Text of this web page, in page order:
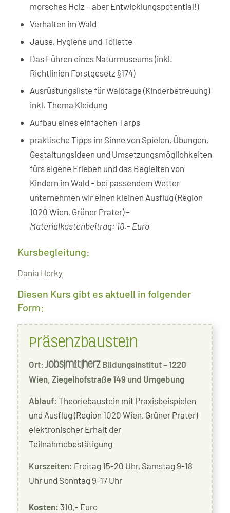
morsches Holz – aber Entwicklungspotential!)
Verhalten im Wald
Jause, Hygiene und Toilette
Das Führen eines Naturmuseums (inkl.
Richtlinien Forstgesetz §174)
Ausrüstungsliste für Waldtage (Kinderbetreuung)
inkl. Thema Kleidung
Aufbau eines einfachen Tarps
praktische Tipps im Sinne von Spielen, Übungen,
Gestaltungsideen und Umsetzungsmöglichkeiten
fürs eigene Erleben und das Begleiten von
Kindern im Wald – bei passendem Wetter
unternehmen wir einen kleinen Ausflug (Region
1020 Wien, Grüner Prater) –
Materialkostenbeitrag: 10.- Euro
Kursbegleitung:
Dania Horky
Diesen Kurs gibt es aktuell in folgender
Form:
Präsenzbaustein
Ort: jobs|mit|herzBildungsinstitut – 1220
Wien, Ziegelhofstraße 149 und Umgebung
Ablauf: Theoriebaustein mit Praxisbeispielen
und Ausflug (Region 1020 Wien, Grüner Prater)
elektronischer Erhalt der
Teilnahmebestätigung
Kurszeiten: Freitag 15-20 Uhr, Samstag 9-18
Uhr und Sonntag 9-17 Uhr
Kosten: 310,- Euro